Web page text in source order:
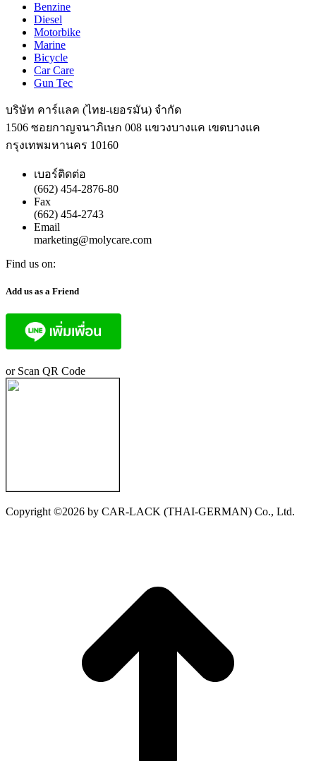
Benzine
Diesel
Motorbike
Marine
Bicycle
Car Care
Gun Tec
บริษัท คาร์แลค (ไทย-เยอรมัน) จำกัด
1506 ซอยกาญจนาภิเษก 008 แขวงบางแค เขตบางแค
กรุงเทพมหานคร 10160
เบอร์ติดต่อ
(662) 454-2876-80
Fax
(662) 454-2743
Email
marketing@molycare.com
Find us on:
Facebook
opens
window
YouTube
opens
window
Add us as a Friend
or Scan QR Code
Copyright ©2026 by CAR-LACK (THAI-GERMAN) Co., Ltd.